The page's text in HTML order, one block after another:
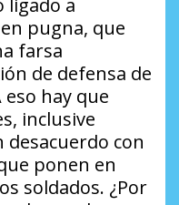
ligado a
pugna, que
farsa
de defensa de
hay que
inclusive
desacuerdo con
ponen en
soldados. ¿Por